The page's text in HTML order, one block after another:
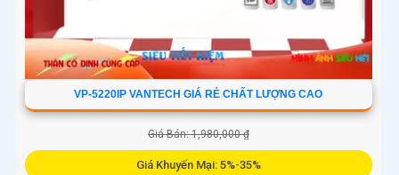
VP-5220IP VANTECH GIÁ RẺ CHẤT LƯỢNG CAO
Giá Bán: 1,980,000 ₫
Giá Khuyến Mại: 5%-35%